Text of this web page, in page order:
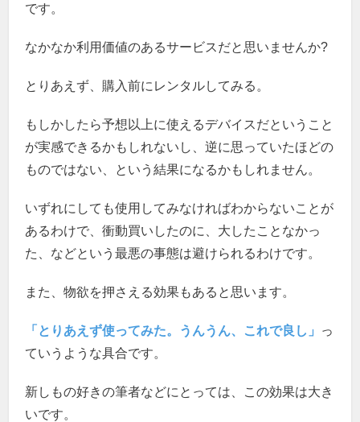
です。
なかなか利用価値のあるサービスだと思いませんか?
とりあえず、購入前にレンタルしてみる。
もしかしたら予想以上に使えるデバイスだということ
が実感できるかもしれないし、逆に思っていたほどの
ものではない、という結果になるかもしれません。
いずれにしても使用してみなければわからないことが
あるわけで、衝動買いしたのに、大したことなかっ
た、などという最悪の事態は避けられるわけです。
また、物欲を押さえる効果もあると思います。
「とりあえず使ってみた。うんうん、これで良し」
っ
ていうような具合です。
新しもの好きの筆者などにとっては、この効果は大き
いです。